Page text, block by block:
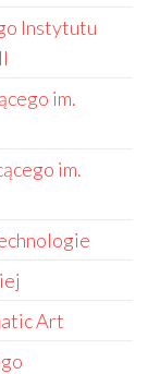
Instytutu
im.
im.
Art